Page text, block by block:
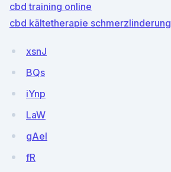
cbd training online
cbd kältetherapie schmerzlinderung
xsnJ
BQs
iYnp
LaW
gAel
fR